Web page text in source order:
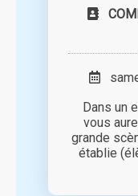
Dans un
vous
grande
établie